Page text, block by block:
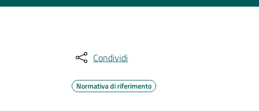
Condividi
Normativa di riferimento